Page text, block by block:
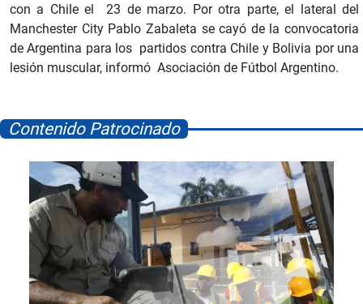
con a Chile el 23 de marzo. Por otra parte, el lateral del
Manchester City Pablo Zabaleta se cayó de la convocatoria
de Argentina para los partidos contra Chile y Bolivia por una
lesión muscular, informó Asociación de Fútbol Argentino.
Contenido Patrocinado